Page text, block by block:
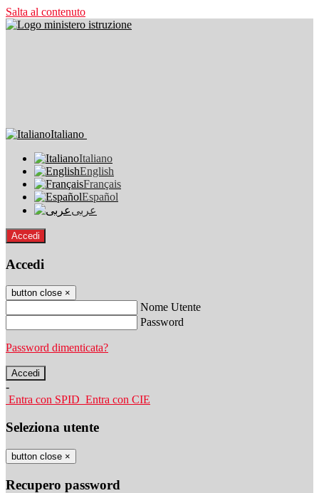
Salta al contenuto
Italiano
Italiano
English
Français
Español
عربى
Accedi
Accedi
button close ×
Nome Utente
Password
Password dimenticata?
-
Entra con SPID Entra con CIE
Seleziona utente
button close ×
Recupero password